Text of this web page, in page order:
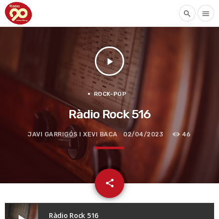
search menu
play_arrow
ROCK-POP
Ràdio Rock 516
JAVI GARRIGÓS I XEVI BACA 02/04/2023 46
share
email
Ràdio Rock 516